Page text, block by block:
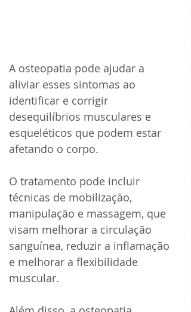
A osteopatia pode ajudar a
aliviar esses sintomas ao
identificar e corrigir
desequilíbrios musculares e
esqueléticos que podem estar
afetando o corpo.
O tratamento pode incluir
técnicas de mobilização,
manipulação e massagem, que
visam melhorar a circulação
sanguínea, reduzir a inflamação
e melhorar a flexibilidade
muscular.